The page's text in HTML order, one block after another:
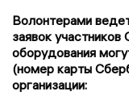
Волонтерами
заявок
оборудования
(номер карты
организации: